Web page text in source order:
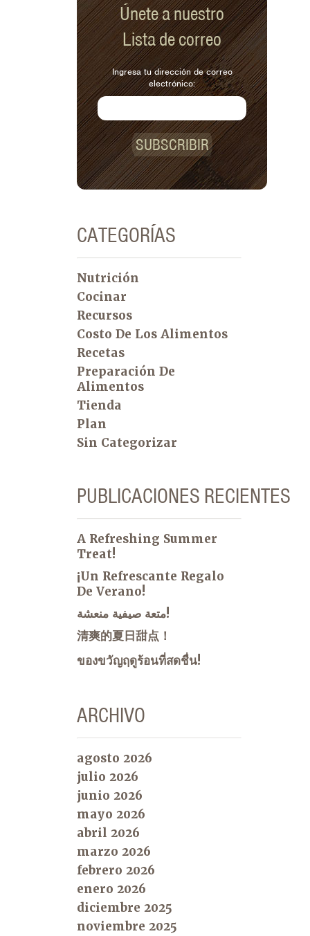
Únete a nuestro
Lista de correo
Ingresa tu dirección de correo
electrónico:
SUBSCRIBIR
CATEGORÍAS
Nutrición
Cocinar
Recursos
Costo De Los Alimentos
Recetas
Preparación De
Alimentos
Tienda
Plan
Sin Categorizar
PUBLICACIONES RECIENTES
A Refreshing Summer
Treat!
¡Un Refrescante Regalo
De Verano!
متعة صيفية منعشة!
清爽的夏日甜点！
ของขวัญฤดูร้อนที่สดชื่น!
ARCHIVO
agosto 2026
julio 2026
junio 2026
mayo 2026
abril 2026
marzo 2026
febrero 2026
enero 2026
diciembre 2025
noviembre 2025